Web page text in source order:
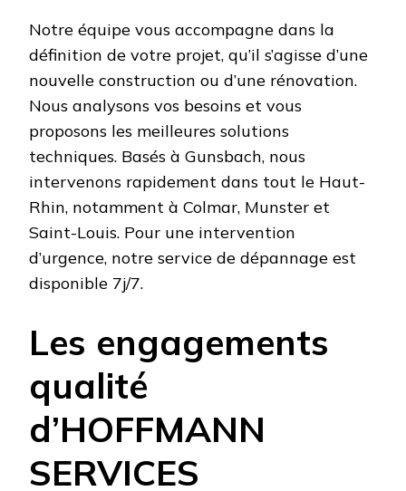
Notre équipe vous accompagne dans la
définition de votre projet, qu’il s’agisse d’une
nouvelle construction ou d’une rénovation.
Nous analysons vos besoins et vous
proposons les meilleures solutions
techniques. Basés à Gunsbach, nous
intervenons rapidement dans tout le Haut-
Rhin, notamment à Colmar, Munster et
Saint-Louis. Pour une intervention
d’urgence, notre service de dépannage est
disponible 7j/7.
Les engagements
qualité
d’HOFFMANN
SERVICES